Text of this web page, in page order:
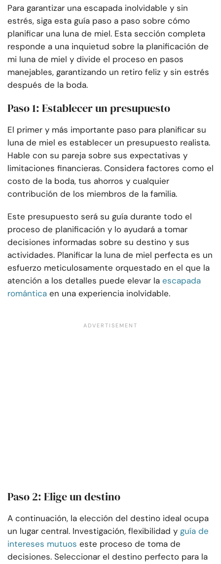
Para garantizar una escapada inolvidable y sin
estrés, siga esta guía paso a paso sobre cómo
planificar una luna de miel. Esta sección completa
responde a una inquietud sobre la planificación de
mi luna de miel y divide el proceso en pasos
manejables, garantizando un retiro feliz y sin estrés
después de la boda.
Paso 1: Establecer un presupuesto
El primer y más importante paso para planificar su
luna de miel es establecer un presupuesto realista.
Hable con su pareja sobre sus expectativas y
limitaciones financieras. Considera factores como el
costo de la boda, tus ahorros y cualquier
contribución de los miembros de la familia.
Este presupuesto será su guía durante todo el
proceso de planificación y lo ayudará a tomar
decisiones informadas sobre su destino y sus
actividades. Planificar la luna de miel perfecta es un
esfuerzo meticulosamente orquestado en el que la
atención a los detalles puede elevar la escapada
romántica en una experiencia inolvidable.
Paso 2: Elige un destino
A continuación, la elección del destino ideal ocupa
un lugar central. Investigación, flexibilidad y guía de
intereses mutuos este proceso de toma de
decisiones. Seleccionar el destino perfecto para la